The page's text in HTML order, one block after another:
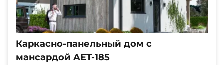
Каркасно-панельный дом с
мансардой AET-185